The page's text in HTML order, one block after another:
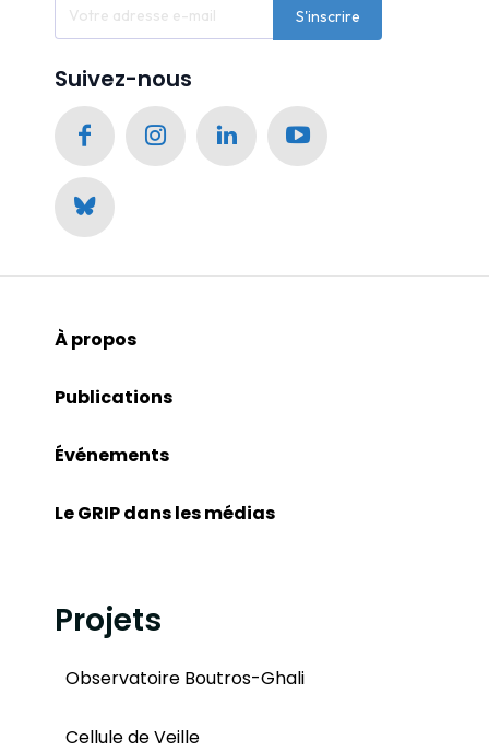
S'inscrire
Suivez-nous
À propos
Publications
Événements
Le GRIP dans les médias
Projets
Observatoire Boutros-Ghali
Cellule de Veille